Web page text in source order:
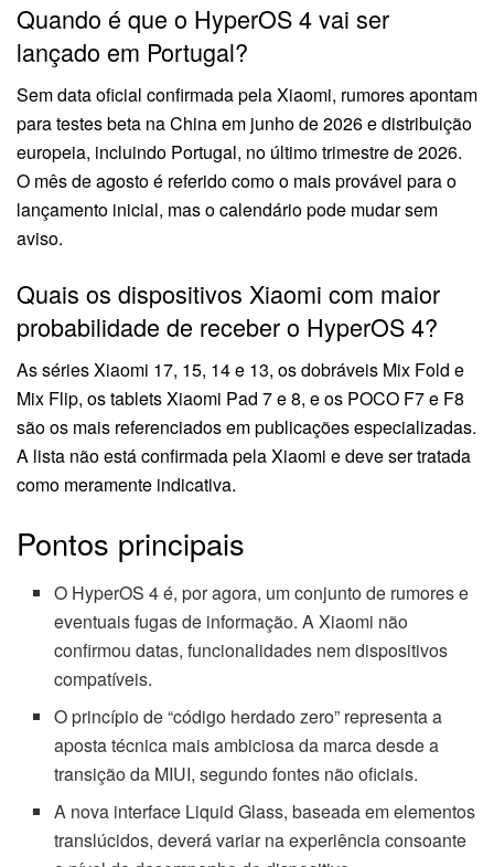
Quando é que o HyperOS 4 vai ser
lançado em Portugal?
Sem data oficial confirmada pela Xiaomi, rumores apontam
para testes beta na China em junho de 2026 e distribuição
europeia, incluindo Portugal, no último trimestre de 2026.
O mês de agosto é referido como o mais provável para o
lançamento inicial, mas o calendário pode mudar sem
aviso.
Quais os dispositivos Xiaomi com maior
probabilidade de receber o HyperOS 4?
As séries Xiaomi 17, 15, 14 e 13, os dobráveis Mix Fold e
Mix Flip, os tablets Xiaomi Pad 7 e 8, e os POCO F7 e F8
são os mais referenciados em publicações especializadas.
A lista não está confirmada pela Xiaomi e deve ser tratada
como meramente indicativa.
Pontos principais
O HyperOS 4 é, por agora, um conjunto de rumores e
eventuais fugas de informação. A Xiaomi não
confirmou datas, funcionalidades nem dispositivos
compatíveis.
O princípio de “código herdado zero” representa a
aposta técnica mais ambiciosa da marca desde a
transição da MIUI, segundo fontes não oficiais.
A nova interface Liquid Glass, baseada em elementos
translúcidos, deverá variar na experiência consoante